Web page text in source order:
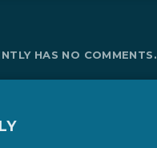
HAS NO COMMENTS.